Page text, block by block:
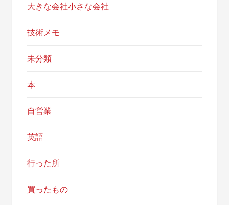
大きな会社小さな会社
技術メモ
未分類
本
自営業
英語
行った所
買ったもの